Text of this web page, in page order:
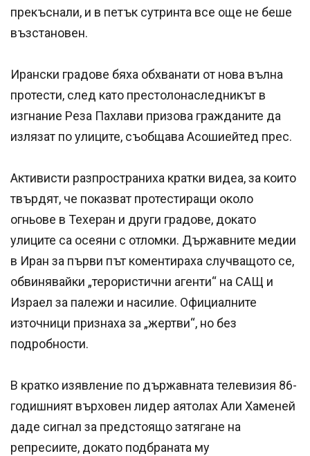
прекъснали, и в петък сутринта все още не беше
възстановен.
Ирански градове бяха обхванати от нова вълна
протести, след като престолонаследникът в
изгнание Реза Пахлави призова гражданите да
излязат по улиците, съобщава Асошиейтед прес.
Активисти разпространиха кратки видеа, за които
твърдят, че показват протестиращи около
огньове в Техеран и други градове, докато
улиците са осеяни с отломки. Държавните медии
в Иран за първи път коментираха случващото се,
обвинявайки „терористични агенти“ на САЩ и
Израел за палежи и насилие. Официалните
източници признаха за „жертви“, но без
подробности.
В кратко изявление по държавната телевизия 86-
годишният върховен лидер аятолах Али Хаменей
даде сигнал за предстоящо затягане на
репресиите, докато подбраната му